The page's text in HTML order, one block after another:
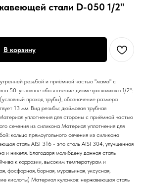
стали D-050 1/2"
В корзину
резьбой и приёмной частью "мама" с
50: условное обозначение диаметра камлока 1/2":
проход трубы), обозначение размера
13 мм. Вид резьбы: дюймовая трубная
уплотнения для стороны с приёмной частью
сечения из силикона Материал уплотнения для
кольцо прямоугольного сечения из силикона
сталь AISI 316 - это сталь AISI 304, улучшенная
и никеля. Благодаря молибдену данная сталь
к коррозии, высоким температурам и
фосфорная, борная, муравьиная, уксусная,
кислоты) Материал кулачков: нержавеющая сталь